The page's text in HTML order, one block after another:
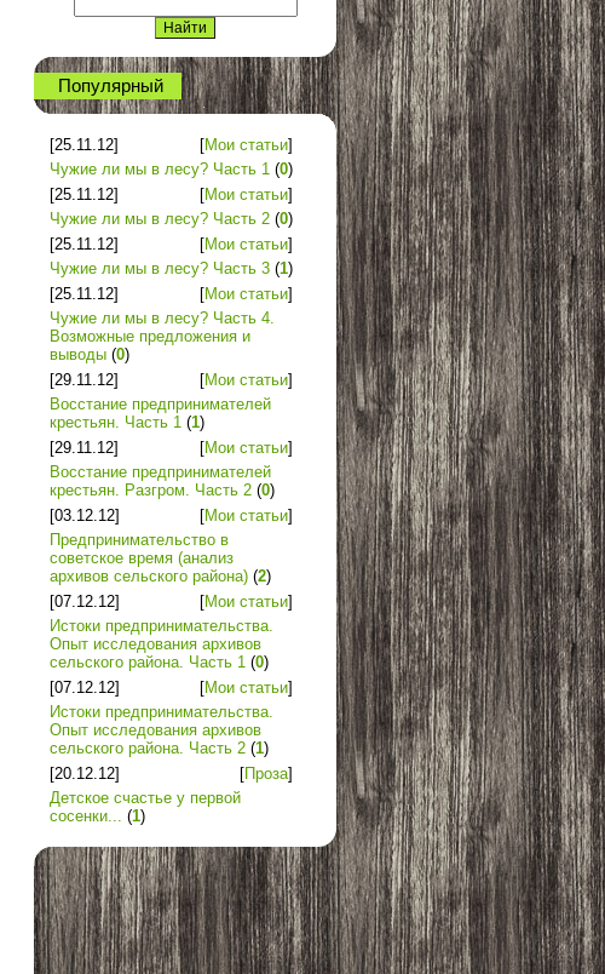
Популярный
[25.11.12] [Мои статьи]
Чужие ли мы в лесу? Часть 1 (0)
[25.11.12]
[Мои статьи]
Чужие ли мы в лесу? Часть 2 (0)
[25.11.12]
[Мои статьи]
Чужие ли мы в лесу? Часть 3 (1)
[25.11.12]
[Мои статьи]
Чужие ли мы в лесу? Часть 4.
Возможные предложения и
выводы (0)
[29.11.12]
[Мои статьи]
Восстание предпринимателей
крестьян. Часть 1 (1)
[29.11.12]
[Мои статьи]
Восстание предпринимателей
крестьян. Разгром. Часть 2 (0)
[03.12.12]
[Мои статьи]
Предпринимательство в
советское время (анализ
архивов сельского района) (2)
[07.12.12]
[Мои статьи]
Истоки предпринимательства.
Опыт исследования архивов
сельского района. Часть 1 (0)
[07.12.12]
[Мои статьи]
Истоки предпринимательства.
Опыт исследования архивов
сельского района. Часть 2 (1)
[20.12.12]
[Проза]
Детское счастье у первой
сосенки... (1)